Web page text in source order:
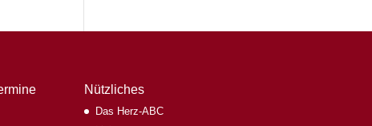
Nützliches
Das Herz-ABC